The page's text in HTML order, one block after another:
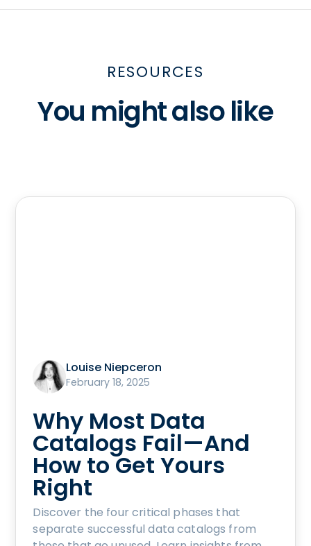
RESOURCES
You might also like
Louise Niepceron
February 18, 2025
Why Most Data
Catalogs Fail—And
How to Get Yours
Right
Discover the four critical phases that
separate successful data catalogs from